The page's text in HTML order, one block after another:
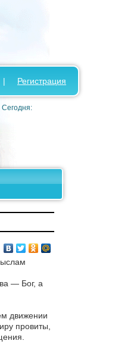
| Регистрация
Сегодня:
— Бог, а
движении
провиты,